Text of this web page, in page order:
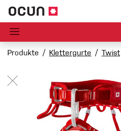
Produkte Klettergurte Twist